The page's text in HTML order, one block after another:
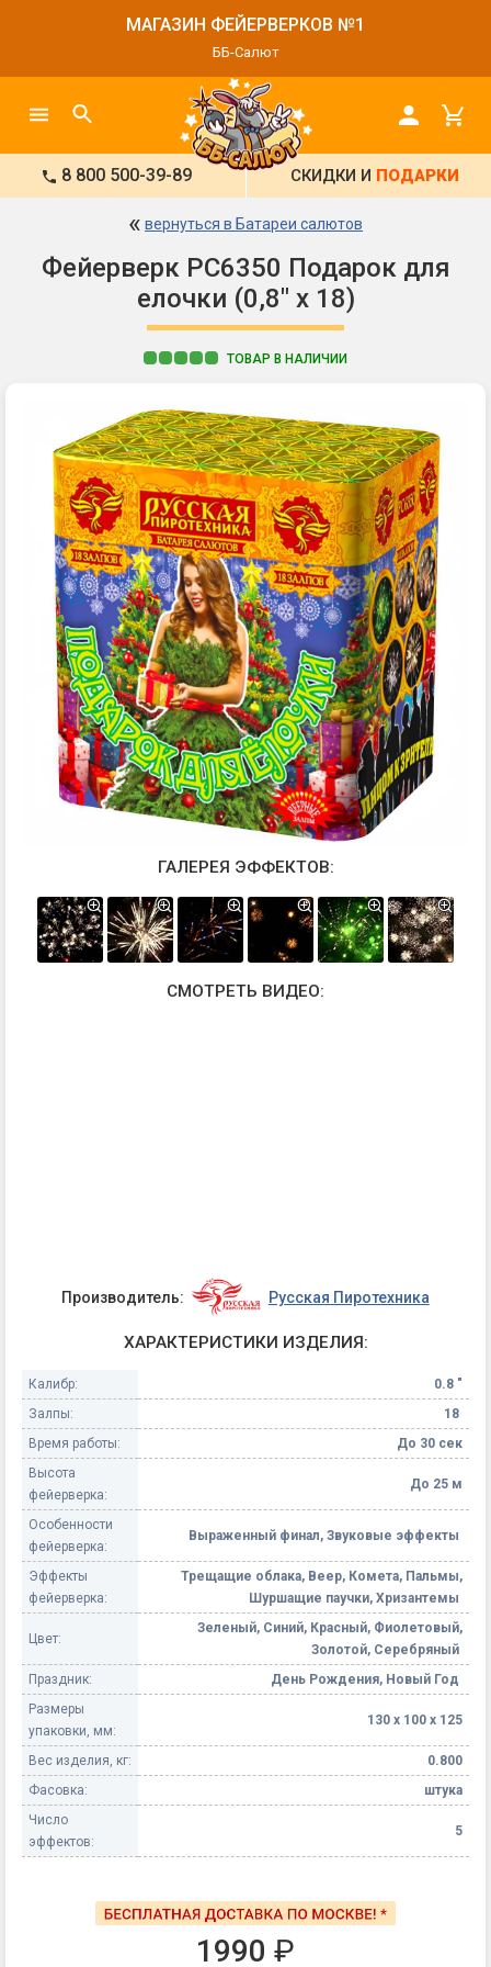
МАГАЗИН ФЕЙЕРВЕРКОВ №1
ББ-Салют
8 800 500-39-89 СКИДКИ И ПОДАРКИ
« вернуться в Батареи салютов
Фейерверк РС6350 Подарок для
елочки (0,8" х 18)
ТОВАР В НАЛИЧИИ
ГАЛЕРЕЯ ЭФФЕКТОВ:
СМОТРЕТЬ ВИДЕО:
Производитель: Русская Пиротехника
ХАРАКТЕРИСТИКИ ИЗДЕЛИЯ:
Калибр:
0.8 "
Залпы:
18
Время работы:
До 30 сек
Высота
фейерверка:
До 25 м
Особенности
фейерверка:
Выраженный финал, Звуковые эффекты
Эффекты
фейерверка:
Трещащие облака, Веер, Комета, Пальмы,
Шуршащие паучки, Хризантемы
Цвет:
Зеленый, Синий, Красный, Фиолетовый,
Золотой, Серебряный
Праздник:
День Рождения, Новый Год
Размеры
упаковки, мм:
130 х 100 х 125
Вес изделия, кг:
0.800
Фасовка:
штука
Число
эффектов:
5
1990 ₽